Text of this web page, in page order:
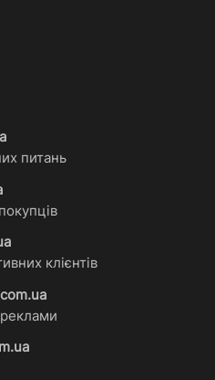
питань
клієнтів